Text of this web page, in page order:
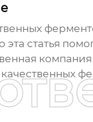
эта статья